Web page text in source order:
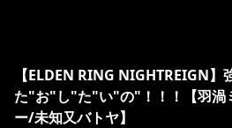
【ELDEN RING NIGHTREIGN】
た"お"し"た"い"の"！！！【羽渦
ー/未知又バトヤ】